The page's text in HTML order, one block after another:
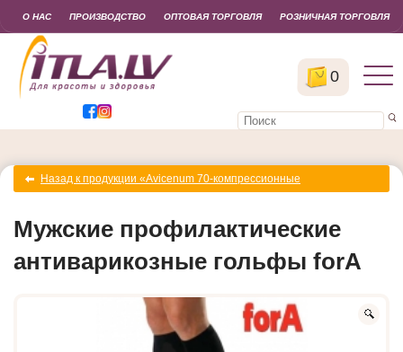
0
О НАС ПРОИЗВОДСТВО ОПТОВАЯ ТОРГОВЛЯ РОЗНИЧНАЯ ТОРГОВЛЯ
Назад к продукции «Avicenum 70-компрессионные
Мужские профилактические
антиварикозные гольфы forA